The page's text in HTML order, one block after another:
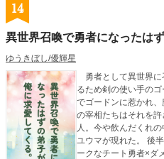
14
異世界召喚で勇者になったは
ゆうきぼし/優輝星
勇者として異世界に
るため剣の使い手の
でゴードンに惹かれ
の宰相たちはそれを
人。今や飲んだくれ
ユウマが現れた。 後
ークなチート勇者×ダメ